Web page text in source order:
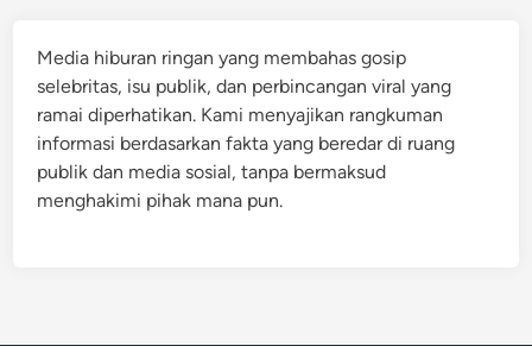
Media hiburan ringan yang membahas gosip
selebritas, isu publik, dan perbincangan viral yang
ramai diperhatikan. Kami menyajikan rangkuman
informasi berdasarkan fakta yang beredar di ruang
publik dan media sosial, tanpa bermaksud
menghakimi pihak mana pun.